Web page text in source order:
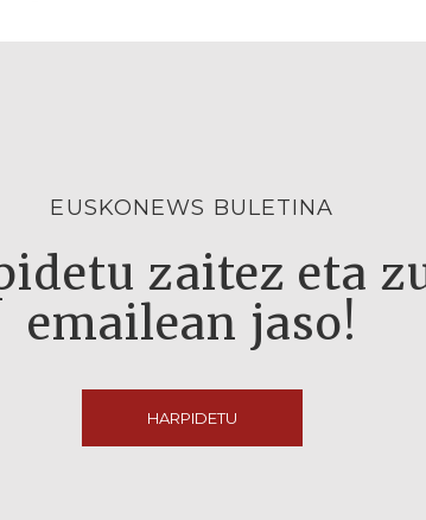
EUSKONEWS BULETINA
zaitez eta
emailean jaso!
HARPIDETU